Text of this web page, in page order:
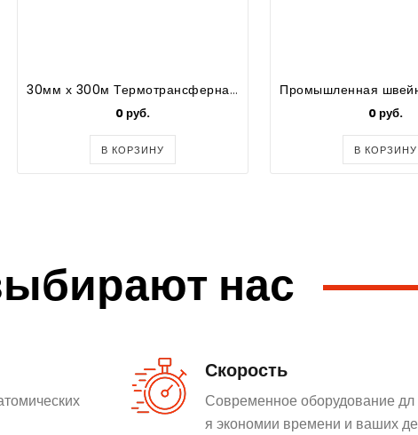
30мм х 300м Термотрансферная лента, черная, RESIN TEXTILE , out, втулка 1", ш/в 30мм ((506))
0 руб.
В КОРЗИНУ
0 руб.
В КОРЗИНУ
нас
Скорость
Современное оборудование дл
я экономии времени и ваших де